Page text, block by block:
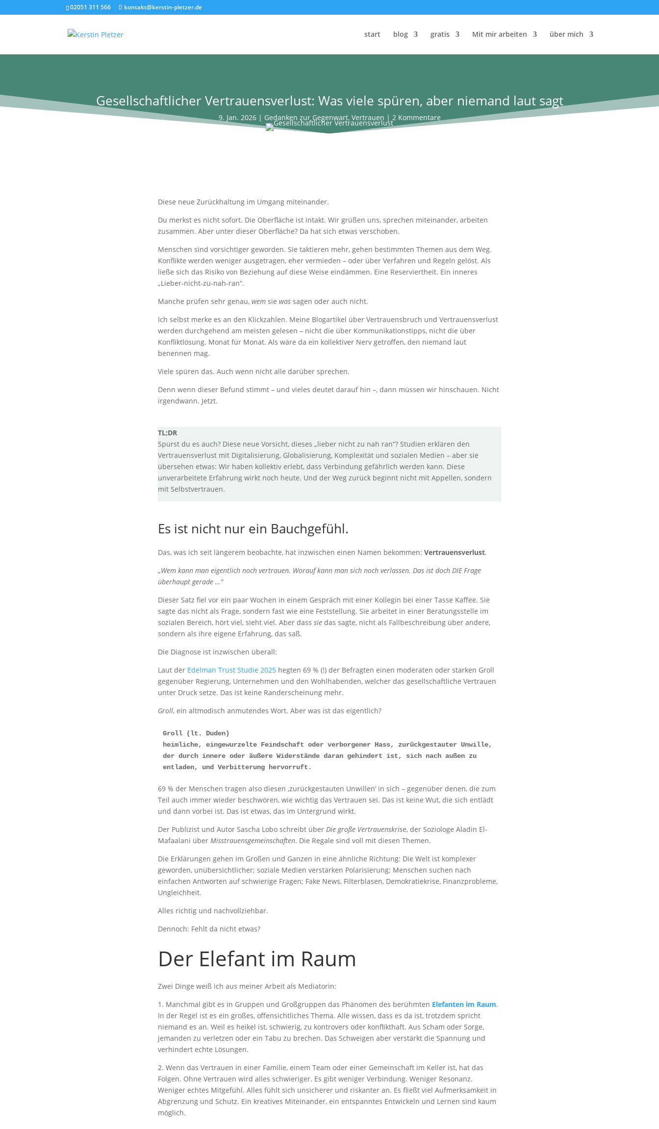
02051 311 566 kontakt@kerstin-pletzer.de
start blog gratis Mit mir arbeiten über mich
Gesellschaftlicher Vertrauensverlust: Was viele spüren, aber niemand laut sagt
9. Jan. 2026| Gedanken zur Gegenwart, Vertrauen | 2 Kommentare
Diese neue Zurückhaltung im Umgang miteinander.
Du merkst es nicht sofort. Die Oberfläche ist intakt. Wir grüßen uns, sprechen miteinander, arbeiten
zusammen. Aber unter dieser Oberfläche? Da hat sich etwas verschoben.
Menschen sind vorsichtiger geworden. Sie taktieren mehr, gehen bestimmten Themen aus dem Weg.
Konflikte werden weniger ausgetragen, eher vermieden – oder über Verfahren und Regeln gelöst. Als
ließe sich das Risiko von Beziehung auf diese Weise eindämmen. Eine Reserviertheit. Ein inneres
„Lieber-nicht-zu-nah-ran“.
Manche prüfen sehr genau, wem sie was sagen oder auch nicht.
Ich selbst merke es an den Klickzahlen. Meine Blogartikel über Vertrauensbruch und Vertrauensverlust
werden durchgehend am meisten gelesen – nicht die über Kommunikationstipps, nicht die über
Konfliktlösung. Monat für Monat. Als wäre da ein kollektiver Nerv getroffen, den niemand laut
benennen mag.
Viele spüren das. Auch wenn nicht alle darüber sprechen.
Denn wenn dieser Befund stimmt – und vieles deutet darauf hin –, dann müssen wir hinschauen. Nicht
irgendwann. Jetzt.
TL;DR
Spürst du es auch? Diese neue Vorsicht, dieses „lieber nicht zu nah ran“? Studien erklären den
Vertrauensverlust mit Digitalisierung, Globalisierung, Komplexität und sozialen Medien – aber sie
übersehen etwas: Wir haben kollektiv erlebt, dass Verbindung gefährlich werden kann. Diese
unverarbeitete Erfahrung wirkt noch heute. Und der Weg zurück beginnt nicht mit Appellen, sondern
mit Selbstvertrauen.
Es ist nicht nur ein Bauchgefühl.
Das, was ich seit längerem beobachte, hat inzwischen einen Namen bekommen: Vertrauensverlust.
„Wem kann man eigentlich noch vertrauen. Worauf kann man sich noch verlassen. Das ist doch DIE Frage
überhaupt gerade …“
Dieser Satz fiel vor ein paar Wochen in einem Gespräch mit einer Kollegin bei einer Tasse Kaffee. Sie
sagte das nicht als Frage, sondern fast wie eine Feststellung. Sie arbeitet in einer Beratungsstelle im
sozialen Bereich, hört viel, sieht viel. Aber dass sie das sagte, nicht als Fallbeschreibung über andere,
sondern als ihre eigene Erfahrung, das saß.
Die Diagnose ist inzwischen überall:
Laut der Edelman Trust Studie 2025 hegten 69 % (!) der Befragten einen moderaten oder starken Groll
gegenüber Regierung, Unternehmen und den Wohlhabenden, welcher das gesellschaftliche Vertrauen
unter Druck setze. Das ist keine Randerscheinung mehr.
Groll, ein altmodisch anmutendes Wort. Aber was ist das eigentlich?
Groll (lt. Duden)
heimliche, eingewurzelte Feindschaft oder verborgener Hass, zurückgestauter Unwille,
der durch innere oder äußere Widerstände daran gehindert ist, sich nach außen zu
entladen, und Verbitterung hervorruft.
69 % der Menschen tragen also diesen ‚zurückgestauten Unwillen‘ in sich – gegenüber denen, die zum
Teil auch immer wieder beschwören, wie wichtig das Vertrauen sei. Das ist keine Wut, die sich entlädt
und dann vorbei ist. Das ist etwas, das im Untergrund wirkt.
Der Publizist und Autor Sascha Lobo schreibt über Die große Vertrauenskrise, der Soziologe Aladin El-
Mafaalani über Misstrauensgemeinschaften. Die Regale sind voll mit diesen Themen.
Die Erklärungen gehen im Großen und Ganzen in eine ähnliche Richtung: Die Welt ist komplexer
geworden, unübersichtlicher; soziale Medien verstärken Polarisierung; Menschen suchen nach
einfachen Antworten auf schwierige Fragen; Fake News, Filterblasen, Demokratiekrise, Finanzprobleme,
Ungleichheit.
Alles richtig und nachvollziehbar.
Dennoch: Fehlt da nicht etwas?
Der Elefant im Raum
Zwei Dinge weiß ich aus meiner Arbeit als Mediatorin:
1. Manchmal gibt es in Gruppen und Großgruppen das Phänomen des berühmten Elefanten im Raum.
In der Regel ist es ein großes, offensichtliches Thema. Alle wissen, dass es da ist, trotzdem spricht
niemand es an. Weil es heikel ist, schwierig, zu kontrovers oder konflikthaft. Aus Scham oder Sorge,
jemanden zu verletzen oder ein Tabu zu brechen. Das Schweigen aber verstärkt die Spannung und
verhindert echte Lösungen.
2. Wenn das Vertrauen in einer Familie, einem Team oder einer Gemeinschaft im Keller ist, hat das
Folgen. Ohne Vertrauen wird alles schwieriger. Es gibt weniger Verbindung. Weniger Resonanz.
Weniger echtes Mitgefühl. Alles fühlt sich unsicherer und riskanter an. Es fließt viel Aufmerksamkeit in
Abgrenzung und Schutz. Ein kreatives Miteinander, ein entspanntes Entwickeln und Lernen sind kaum
möglich.